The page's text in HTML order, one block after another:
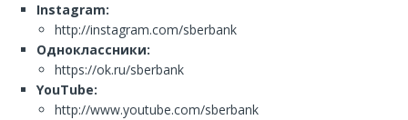
Instagram:
http://instagram.com/sberbank
Одноклассники:
https://ok.ru/sberbank
YouTube:
http://www.youtube.com/sberbank